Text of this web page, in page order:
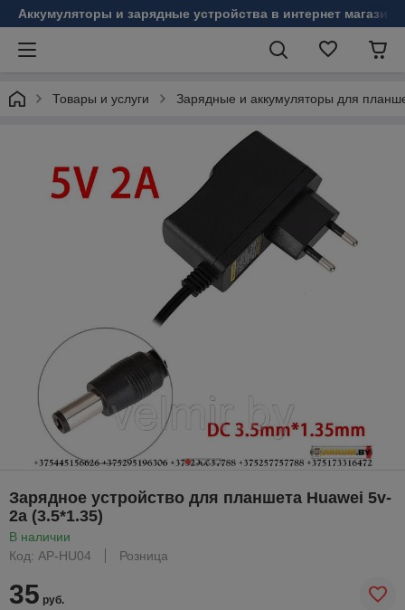
Аккумуляторы и зарядные устройства в интернет магазине
Товары и услуги Зарядные и аккумуляторы для
Зарядное устройство для планшета Huawei 5v-
2a (3.5*1.35)
В наличии
Код: AP-HU04
Розница
35 руб.